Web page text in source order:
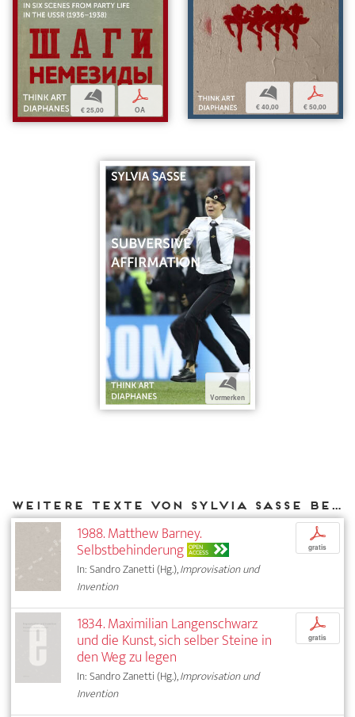
b
€ 25,00
p
OA
b
€ 40,00
p
€ 50,00
b
Vormerken
Weitere Texte von Sylvia Sasse bei DIAPHANES
1988. Matthew Barney.
Selbstbehinderung OPEN
ACCESS
In: Sandro Zanetti (Hg.),Improvisation und
Invention
p
gratis
1834. Maximilian Langenschwarz
und die Kunst, sich selber Steine in
den Weg zu legen
In: Sandro Zanetti (Hg.),Improvisation und
Invention
p
gratis